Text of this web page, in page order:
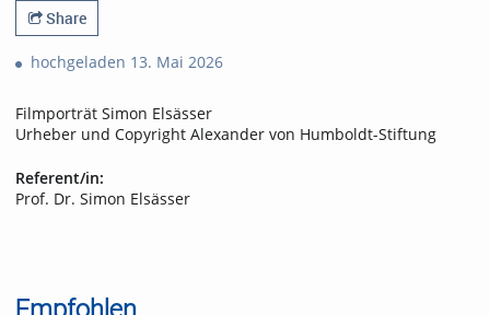
Share
hochgeladen 13. Mai 2026
Filmporträt Simon Elsässer
Urheber und Copyright Alexander von Humboldt-Stiftung
Referent/in:
Prof. Dr. Simon Elsässer